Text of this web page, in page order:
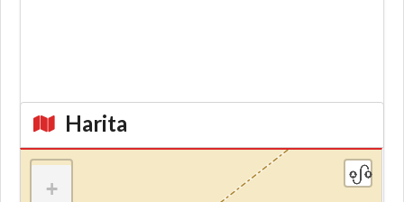
Harita
+